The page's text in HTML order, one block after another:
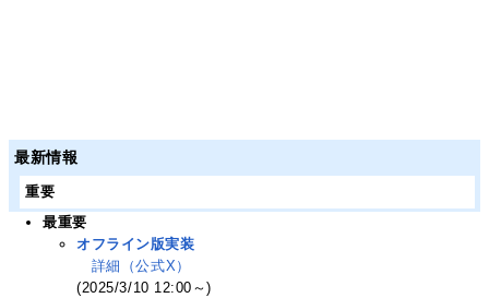
最新情報
重要
最重要
オフライン版実装
詳細（公式X）
(2025/3/10 12:00～)